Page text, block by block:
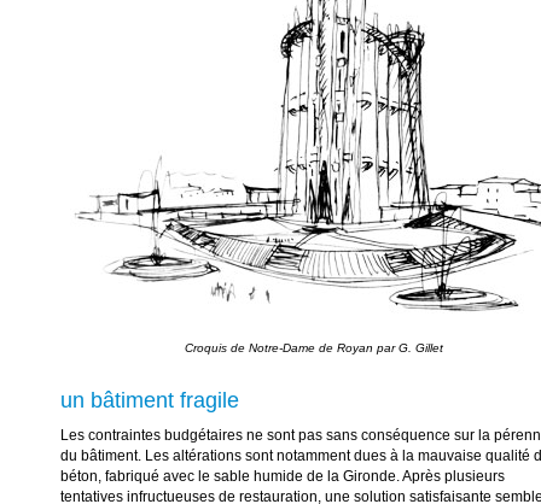
un bâtiment fragile
Les contraintes budgétaires ne sont pas sans conséquence sur la
du bâtiment. Les altérations sont notamment dues à la mauvaise qualité
béton, fabriqué avec le sable humide de la Gironde. Après plusieurs
tentatives infructueuses de restauration, une solution satisfaisante